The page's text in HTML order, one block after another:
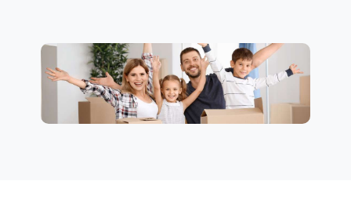
Wolfsberg
Fernumzug